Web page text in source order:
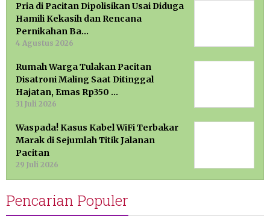
Pria di Pacitan Dipolisikan Usai Diduga
Hamili Kekasih dan Rencana
Pernikahan Ba…
4 Agustus 2026
Rumah Warga Tulakan Pacitan
Disatroni Maling Saat Ditinggal
Hajatan, Emas Rp350 …
31 Juli 2026
Waspada! Kasus Kabel WiFi Terbakar
Marak di Sejumlah Titik Jalanan
Pacitan
29 Juli 2026
Pencarian Populer